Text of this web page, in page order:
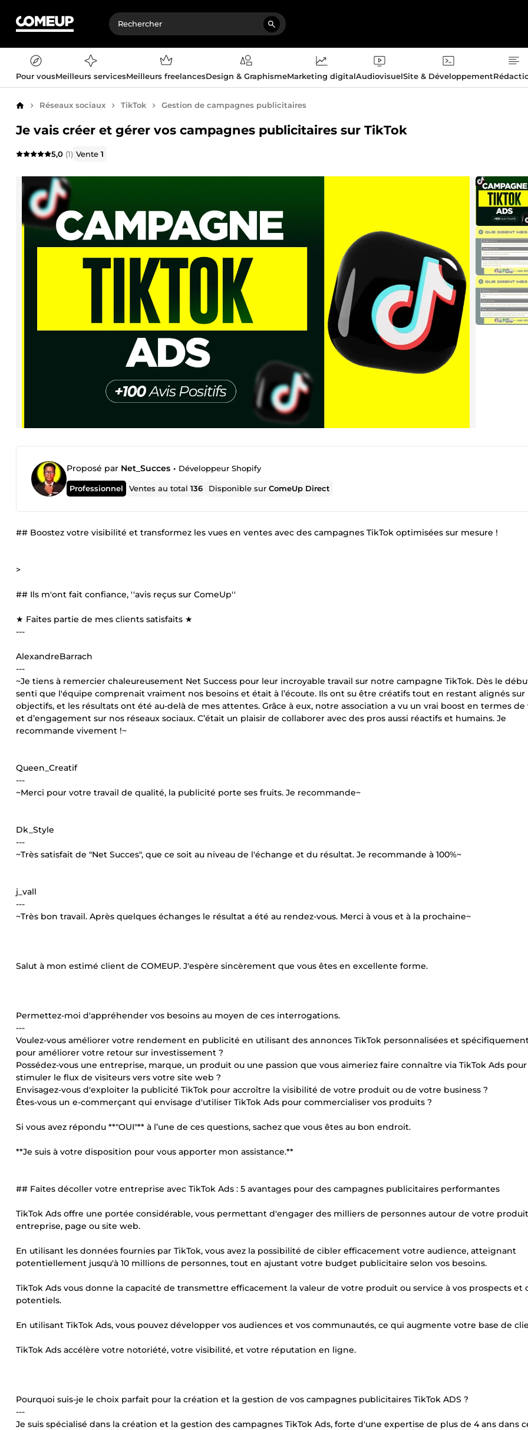
Pour vousMeilleurs servicesMeilleurs freelancesDesign & GraphismeMarketing digitalAudiovisuelSite & Développement
AccueilRéseaux sociaux TikTok Gestion de campagnes publicitaires
Je vais créer et gérer vos campagnes publicitaires sur TikTok
5,0 (1) Vente1
Proposé par Net_Succes • Développeur Shopify
Professionnel Ventes au total136 Disponible surComeUp Direct
## Boostez votre visibilité et transformez les vues en ventes avec des campagnes TikTok optimisées sur mesure !
>
## Ils m'ont fait confiance, ''avis reçus sur ComeUp''
★ Faites partie de mes clients satisfaits ★
---
AlexandreBarrach
---
~Je tiens à remercier chaleureusement Net Success pour leur incroyable travail sur notre campagne TikTok. Dès le
senti que l'équipe comprenait vraiment nos besoins et était à l’écoute. Ils ont su être créatifs tout en restant alignés sur
objectifs, et les résultats ont été au-delà de mes attentes. Grâce à eux, notre association a vu un vrai boost en termes
et d’engagement sur nos réseaux sociaux. C’était un plaisir de collaborer avec des pros aussi réactifs et humains. Je
recommande vivement !~
Queen_Creatif
---
~Merci pour votre travail de qualité, la publicité porte ses fruits. Je recommande~
Dk_Style
---
~Très satisfait de "Net Succes", que ce soit au niveau de l'échange et du résultat. Je recommande à 100%~
j_vall
---
~Très bon travail. Après quelques échanges le résultat a été au rendez-vous. Merci à vous et à la prochaine~
Salut à mon estimé client de COMEUP. J'espère sincèrement que vous êtes en excellente forme.
Permettez-moi d'appréhender vos besoins au moyen de ces interrogations.
---
Voulez-vous améliorer votre rendement en publicité en utilisant des annonces TikTok personnalisées et
pour améliorer votre retour sur investissement ?
Possédez-vous une entreprise, marque, un produit ou une passion que vous aimeriez faire connaître via TikTok Ads pour
stimuler le flux de visiteurs vers votre site web ?
Envisagez-vous d'exploiter la publicité TikTok pour accroître la visibilité de votre produit ou de votre business ?
Êtes-vous un e-commerçant qui envisage d'utiliser TikTok Ads pour commercialiser vos produits ?
Si vous avez répondu **"OUI"** à l’une de ces questions, sachez que vous êtes au bon endroit.
**Je suis à votre disposition pour vous apporter mon assistance.**
## Faites décoller votre entreprise avec TikTok Ads : 5 avantages pour des campagnes publicitaires performantes
TikTok Ads offre une portée considérable, vous permettant d'engager des milliers de personnes autour de votre
entreprise, page ou site web.
En utilisant les données fournies par TikTok, vous avez la possibilité de cibler efficacement votre audience, atteignant
potentiellement jusqu'à 10 millions de personnes, tout en ajustant votre budget publicitaire selon vos besoins.
TikTok Ads vous donne la capacité de transmettre efficacement la valeur de votre produit ou service à vos prospects et
potentiels.
En utilisant TikTok Ads, vous pouvez développer vos audiences et vos communautés, ce qui augmente votre base de
TikTok Ads accélère votre notoriété, votre visibilité, et votre réputation en ligne.
Pourquoi suis-je le choix parfait pour la création et la gestion de vos campagnes publicitaires TikTok ADS ?
---
Je suis spécialisé dans la création et la gestion des campagnes TikTok Ads, forte d'une expertise de plus de 4 ans dans